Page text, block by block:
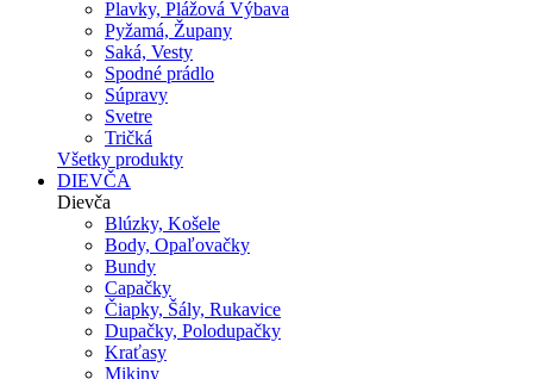
Plavky, Plážová Výbava
Pyžamá, Župany
Saká, Vesty
Spodné prádlo
Súpravy
Svetre
Tričká
Všetky produkty
DIEVČA
Dievča
Blúzky, Košele
Body, Opaľovačky
Bundy
Capačky
Čiapky, Šály, Rukavice
Dupačky, Polodupačky
Kraťasy
Mikiny